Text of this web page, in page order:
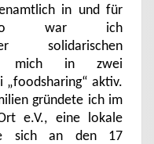
in und für
So war ich
solidarischen
mich in zwei
„foodsharing“ aktiv.
gründete ich im
e.V., eine lokale
sich an den 17